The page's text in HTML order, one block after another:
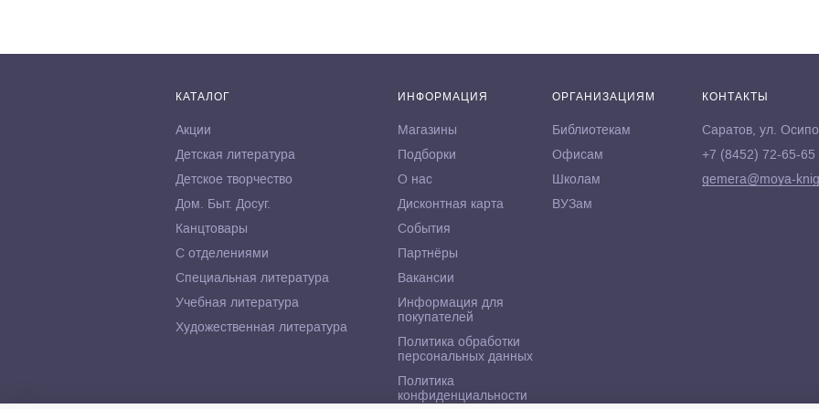
КАТАЛОГ
Акции
Детская литература
Детское творчество
Дом. Быт. Досуг.
Канцтовары
С отделениями
Специальная литература
Учебная литература
Художественная литература
ИНФОРМАЦИЯ
Магазины
Подборки
О нас
Дисконтная карта
События
Партнёры
Вакансии
Информация для
покупателей
Политика обработки
персональных данных
Политика
конфиденциальности
ОРГАНИЗАЦИЯМ
Библиотекам
Офисам
Школам
ВУЗам
КОНТАКТЫ
Саратов, ул.
+7 (8452) 72-65-65
gemera@moya-